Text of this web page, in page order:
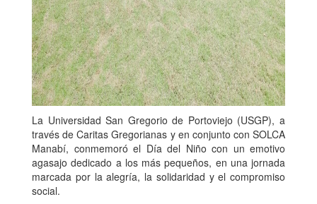
La Universidad San Gregorio de Portoviejo (USGP), a
través de Caritas Gregorianas y en conjunto con SOLCA
Manabí, conmemoró el Día del Niño con un emotivo
agasajo dedicado a los más pequeños, en una jornada
marcada por la alegría, la solidaridad y el compromiso
social.